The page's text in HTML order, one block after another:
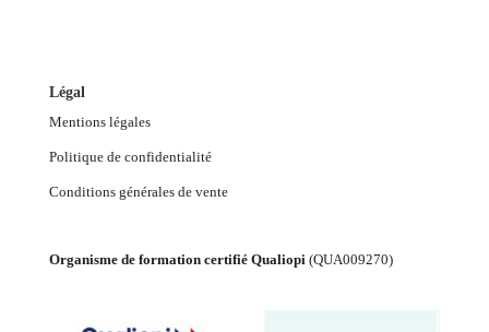
Légal
Mentions légales
Politique de confidentialité
Conditions générales de vente
Organisme de formation certifié Qualiopi(QUA009270)